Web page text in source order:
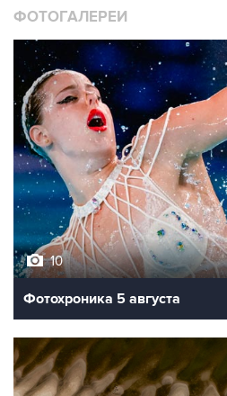
ФОТОГАЛЕРЕИ
10
Фотохроника 5 августа